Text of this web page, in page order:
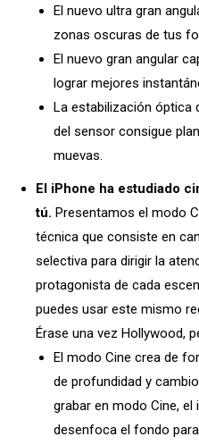
El nuevo ultra gran
zonas oscuras de tus
El nuevo gran angular
lograr mejores
La estabili­zación óptica
del sensor consigue
muevas.
El iPhone ha estudiado
tú. Presentamos el modo
técnica que consiste en
selectiva para dirigir la
protagonista de cada
puedes usar este mismo
Érase una vez Hollywood,
El modo Cine crea de
de profundidad y
grabar en modo Cine,
desenfoca el fondo